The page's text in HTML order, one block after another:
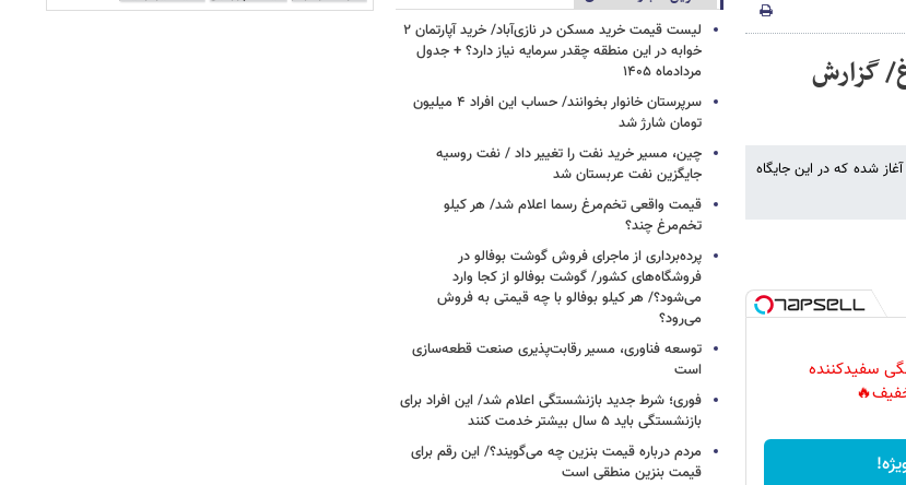
مرغ/ گزارش
شده که در این جایگاه
سفیدکننده
لیست قیمت خرید مسکن در نازی‌آباد/ خرید آپارتمان ۲
خوابه در این منطقه چقدر سرمایه نیاز دارد؟ + جدول
مردادماه ۱۴۰۵
سرپرستان خانوار بخوانند/ حساب این افراد ۴ میلیون
تومان شارژ شد
چین، مسیر خرید نفت را تغییر داد / نفت روسیه
جایگزین نفت عربستان شد
قیمت واقعی تخم‌مرغ رسما اعلام شد/ هر کیلو
تخم‌مرغ چند؟
پرده‌برداری از ماجرای فروش گوشت بوفالو در
فروشگاه‌های کشور/ گوشت بوفالو از کجا وارد
می‌شود؟/ هر کیلو بوفالو با چه قیمتی به فروش
می‌رود؟
توسعه فناوری، مسیر رقابت‌پذیری صنعت قطعه‌سازی
است
فوری؛ شرط جدید بازنشستگی اعلام شد/ این افراد برای
بازنشستگی باید ۵ سال بیشتر خدمت کنند
مردم درباره قیمت بنزین چه می‌گویند؟/ این رقم برای
قیمت بنزین منطقی است